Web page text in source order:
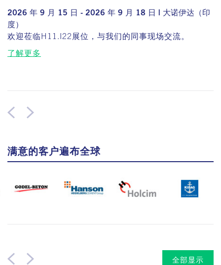
2026 年 9 月 15 日 - 2026 年 9 月 18 日 | 大诺伊达（印
度）
欢迎莅临H11.I22展位，与我们的同事现场交流。
了解更多
满意的客户遍布全球
全部显示